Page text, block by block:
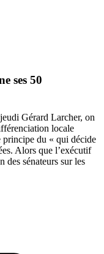
ses 50
Gérard Larcher, on
locale
principe du « qui décide
Alors que l’exécutif
des sénateurs sur les